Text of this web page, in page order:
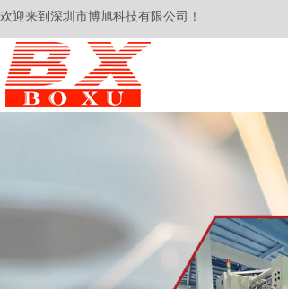
欢迎来到深圳市博旭科技有限公司！